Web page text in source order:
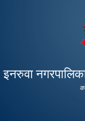
इनरुवा